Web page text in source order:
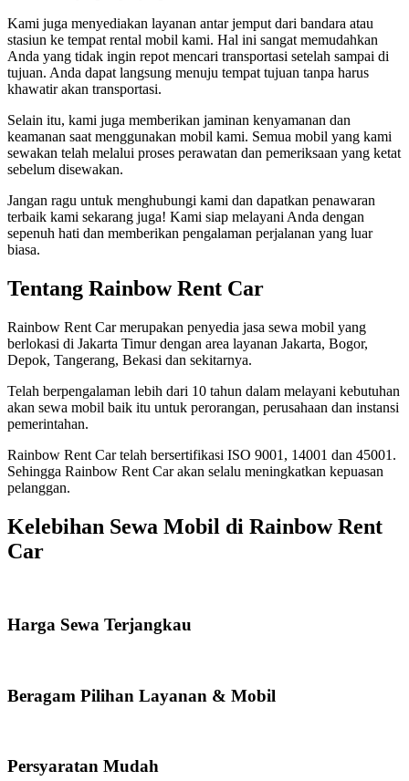
Kami juga menyediakan layanan antar jemput dari bandara atau
stasiun ke tempat rental mobil kami. Hal ini sangat memudahkan
Anda yang tidak ingin repot mencari transportasi setelah sampai di
tujuan. Anda dapat langsung menuju tempat tujuan tanpa harus
khawatir akan transportasi.
Selain itu, kami juga memberikan jaminan kenyamanan dan
keamanan saat menggunakan mobil kami. Semua mobil yang kami
sewakan telah melalui proses perawatan dan pemeriksaan yang ketat
sebelum disewakan.
Jangan ragu untuk menghubungi kami dan dapatkan penawaran
terbaik kami sekarang juga! Kami siap melayani Anda dengan
sepenuh hati dan memberikan pengalaman perjalanan yang luar
biasa.
Tentang Rainbow Rent Car
Rainbow Rent Car merupakan penyedia jasa sewa mobil yang
berlokasi di Jakarta Timur dengan area layanan Jakarta, Bogor,
Depok, Tangerang, Bekasi dan sekitarnya.
Telah berpengalaman lebih dari 10 tahun dalam melayani kebutuhan
akan sewa mobil baik itu untuk perorangan, perusahaan dan instansi
pemerintahan.
Rainbow Rent Car telah bersertifikasi ISO 9001, 14001 dan 45001.
Sehingga Rainbow Rent Car akan selalu meningkatkan kepuasan
pelanggan.
Kelebihan Sewa Mobil di Rainbow Rent
Car
Harga Sewa Terjangkau
Beragam Pilihan Layanan & Mobil
Persyaratan Mudah